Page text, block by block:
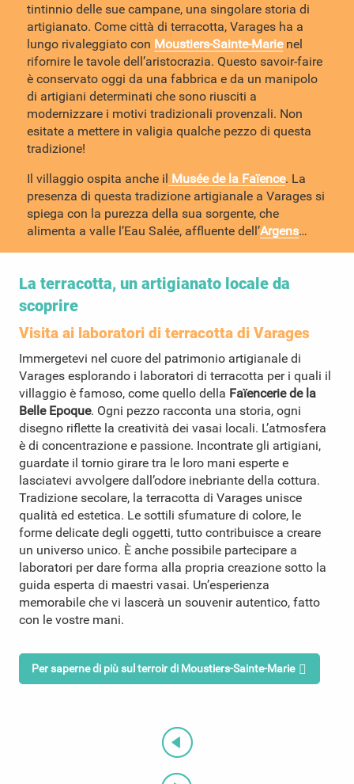
tintinnio delle sue campane, una singolare storia di
artigianato. Come città di terracotta, Varages ha a
lungo rivaleggiato con Moustiers-Sainte-Marienel
rifornire le tavole dell’aristocrazia. Questo savoir-faire
è conservato oggi da una fabbrica e da un manipolo
di artigiani determinati che sono riusciti a
modernizzare i motivi tradizionali provenzali. Non
esitate a mettere in valigia qualche pezzo di questa
tradizione!
Il villaggio ospita anche il Musée de la Faïence. La
presenza di questa tradizione artigianale a Varages si
spiega con la purezza della sua sorgente, che
alimenta a valle l’Eau Salée, affluente dell’Argens…
La terracotta, un artigianato locale da
scoprire
Visita ai laboratori di terracotta di Varages
Immergetevi nel cuore del patrimonio artigianale di
Varages esplorando i laboratori di terracotta per i quali il
villaggio è famoso, come quello della Faïencerie de la
Belle Epoque. Ogni pezzo racconta una storia, ogni
disegno riflette la creatività dei vasai locali. L’atmosfera
è di concentrazione e passione. Incontrate gli artigiani,
guardate il tornio girare tra le loro mani esperte e
lasciatevi avvolgere dall’odore inebriante della cottura.
Tradizione secolare, la terracotta di Varages unisce
qualità ed estetica. Le sottili sfumature di colore, le
forme delicate degli oggetti, tutto contribuisce a creare
un universo unico. È anche possibile partecipare a
laboratori per dare forma alla propria creazione sotto la
guida esperta di maestri vasai. Un’esperienza
memorabile che vi lascerà un souvenir autentico, fatto
con le vostre mani.
Per saperne di più sul terroir di Moustiers-Sainte-Marie